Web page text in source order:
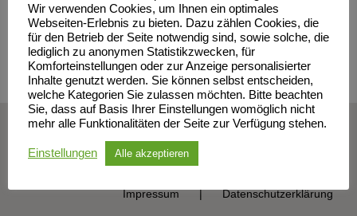
© Sportclub Neubrandenburg e.V. | All Rights Reserved
Impressum Datenschutzerklärung
Wir verwenden Cookies, um Ihnen ein optimales
Webseiten-Erlebnis zu bieten. Dazu zählen Cookies, die
für den Betrieb der Seite notwendig sind, sowie solche, die
lediglich zu anonymen Statistikzwecken, für
Komforteinstellungen oder zur Anzeige personalisierter
Inhalte genutzt werden. Sie können selbst entscheiden,
welche Kategorien Sie zulassen möchten. Bitte beachten
Sie, dass auf Basis Ihrer Einstellungen womöglich nicht
mehr alle Funktionalitäten der Seite zur Verfügung stehen.
Einstellungen Alle akzeptieren